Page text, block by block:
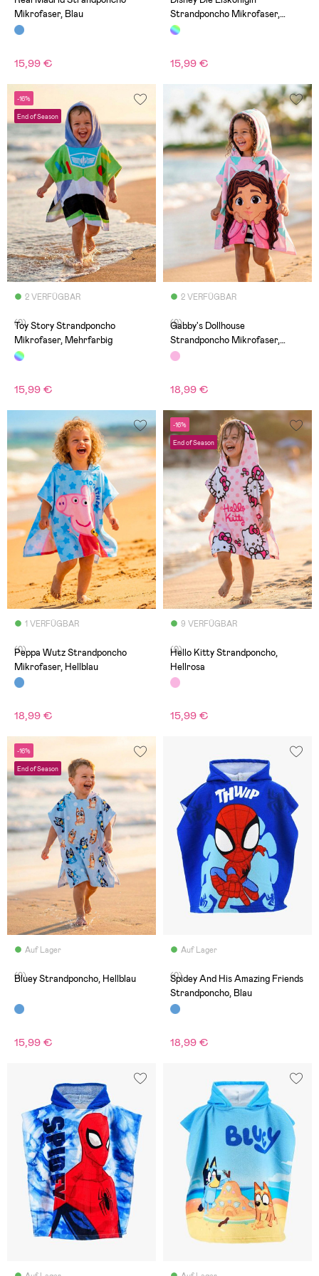
Mikrofaser, Blau
15,99 €
Strandponcho Mikrofaser,
Mehrfarbig
15,99 €
-16%
End of Season
2 VERFÜGBAR
(0)
Toy Story Strandponcho
Mikrofaser, Mehrfarbig
15,99 €
2 VERFÜGBAR
(0)
Gabby's Dollhouse
Strandponcho Mikrofaser,
Hellrosa
18,99 €
1 VERFÜGBAR
(0)
Peppa Wutz Strandponcho
Mikrofaser, Hellblau
18,99 €
-16%
End of Season
9 VERFÜGBAR
(0)
Hello Kitty Strandponcho,
Hellrosa
15,99 €
-16%
End of Season
Auf Lager
(0)
Bluey Strandponcho, Hellblau
15,99 €
Auf Lager
(0)
Spidey And His Amazing Friends
Strandponcho, Blau
18,99 €